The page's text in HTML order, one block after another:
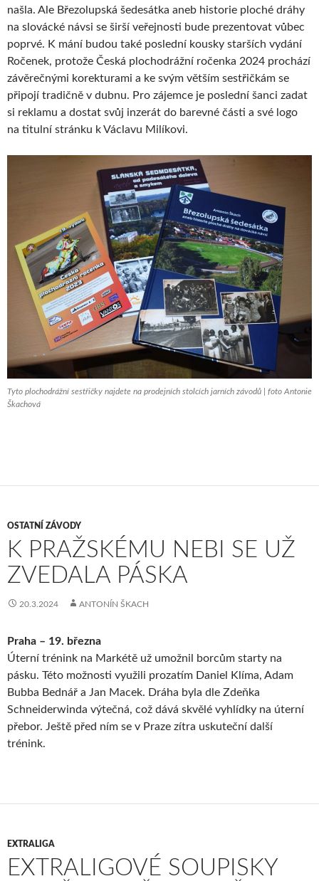
našla. Ale Březolupská šedesátka aneb historie ploché dráhy
na slovácké návsi se širší veřejnosti bude prezentovat vůbec
poprvé. K mání budou také poslední kousky starších vydání
Ročenek, protože Česká plochodrážní ročenka 2024 prochází
závěrečnými korekturami a ke svým větším sestřičkám se
připojí tradičně v dubnu. Pro zájemce je poslední šanci zadat
si reklamu a dostat svůj inzerát do barevné části a své logo
na titulní stránku k Václavu Milíkovi.
Tyto plochodrážní sestřičky najdete na prodejních stolcích jarních závodů | foto Antonie
Škachová
OSTATNÍ ZÁVODY
K PRAŽSKÉMU NEBI SE UŽ
ZVEDALA PÁSKA
20.3.2024 ANTONÍN ŠKACH
Praha – 19. března
Úterní trénink na Markétě už umožnil borcům starty na
pásku. Této možnosti využili prozatím Daniel Klíma, Adam
Bubba Bednář a Jan Macek. Dráha byla dle Zdeňka
Schneiderwinda výtečná, což dává skvělé vyhlídky na úterní
přebor. Ještě před ním se v Praze zítra uskuteční další
trénink.
EXTRALIGA
EXTRALIGOVÉ SOUPISKY